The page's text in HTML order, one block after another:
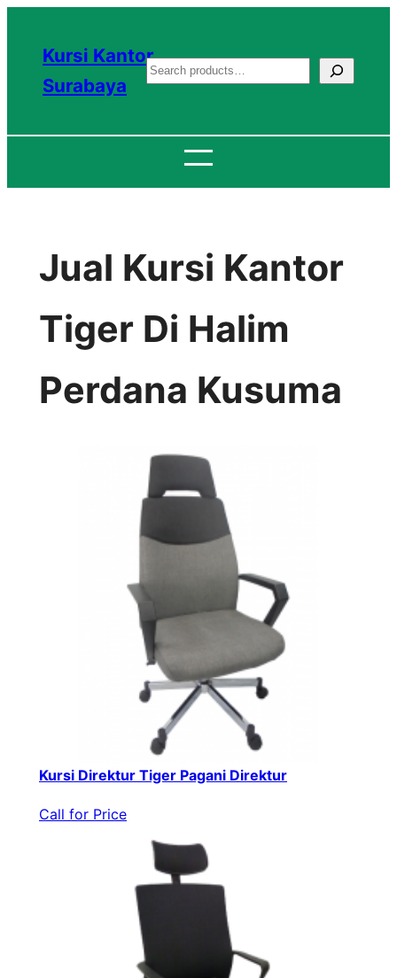
konten
Kursi Kantor
Surabaya
S
a
c
Jual Kursi Kantor
Tiger Di Halim
Perdana Kusuma
Kursi Direktur Tiger Pagani Direktur
Call for Price